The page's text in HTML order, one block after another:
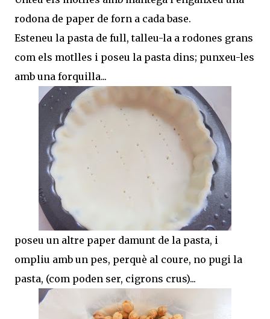
rodona de paper de forn a cada base.
Esteneu la pasta de full, talleu-la a rodones grans
com els motlles i poseu la pasta dins; punxeu-les
amb una forquilla...
poseu un altre paper damunt de la pasta, i
ompliu amb un pes, perquè al coure, no pugi la
pasta, (com poden ser, cigrons crus)...